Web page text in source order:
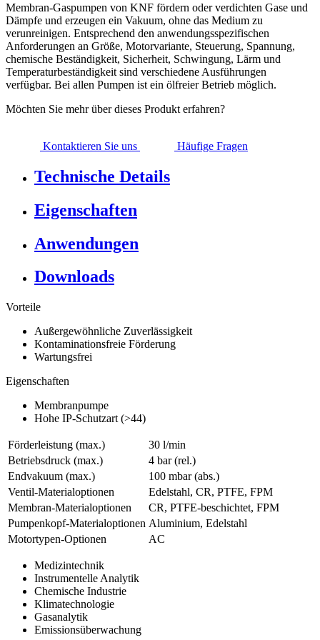
Membran-Gaspumpen von KNF fördern oder verdichten Gase und
Dämpfe und erzeugen ein Vakuum, ohne das Medium zu
verunreinigen. Entsprechend den anwendungsspezifischen
Anforderungen an Größe, Motorvariante, Steuerung, Spannung,
chemische Beständigkeit, Sicherheit, Schwingung, Lärm und
Temperaturbeständigkeit sind verschiedene Ausführungen
verfügbar. Bei allen Pumpen ist ein ölfreier Betrieb möglich.
Möchten Sie mehr über dieses Produkt erfahren?
Kontaktieren Sie uns Häufige Fragen
Technische Details
Eigenschaften
Anwendungen
Downloads
Vorteile
Außergewöhnliche Zuverlässigkeit
Kontaminationsfreie Förderung
Wartungsfrei
Eigenschaften
Membranpumpe
Hohe IP-Schutzart (>44)
Förderleistung (max.)
30 l/min
Betriebsdruck (max.)
4 bar (rel.)
Endvakuum (max.)
100 mbar (abs.)
Ventil-Materialoptionen
Edelstahl, CR, PTFE, FPM
Membran-Materialoptionen
CR, PTFE-beschichtet, FPM
Pumpenkopf‑Materialoptionen Aluminium, Edelstahl
Motortypen-Optionen
AC
Medizintechnik
Instrumentelle Analytik
Chemische Industrie
Klimatechnologie
Gasanalytik
Emissionsüberwachung